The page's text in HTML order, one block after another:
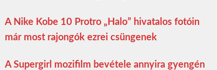
A Nike Kobe 10 Protro „Halo” hivatalos fotóin
már most rajongók ezrei csüngenek
A Supergirl mozifilm bevétele annyira gyengén